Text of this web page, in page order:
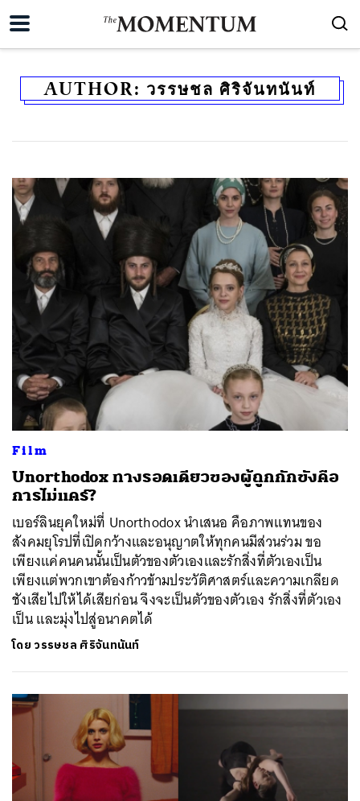
AUTHOR: วรรษชล ศิริจันทนันท์
Film
Unorthodox ทางรอดเดียวของผู้ถูกกักขังคือ
การไม่แคร์?
เบอร์ลินยุคใหม่ที่ Unorthodox นำเสนอ คือภาพแทนของ
สังคมยุโรปที่เปิดกว้างและอนุญาตให้ทุกคนมีส่วนร่วม ขอ
เพียงแค่คนคนนั้นเป็นตัวของตัวเองและรักสิ่งที่ตัวเองเป็น
เพียงแต่พวกเขาต้องก้าวข้ามประวัติศาสตร์และความเกลียด
ชังเสียไปให้ได้เสียก่อน จึงจะเป็นตัวของตัวเอง รักสิ่งที่ตัวเอง
เป็น และมุ่งไปสู่อนาคตได้
โดยวรรษชล ศิริจันทนันท์